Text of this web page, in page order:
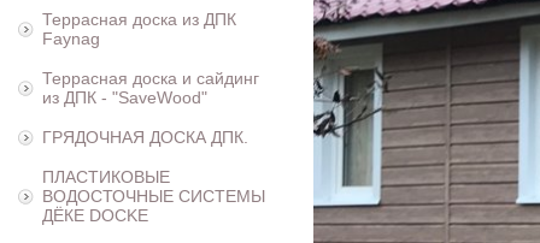
Террасная доска из ДПК
Faynag
Террасная доска и сайдинг
из ДПК - "SaveWood"
ГРЯДОЧНАЯ ДОСКА ДПК.
ПЛАСТИКОВЫЕ
ВОДОСТОЧНЫЕ СИСТЕМЫ
ДЁКЕ DOCKE